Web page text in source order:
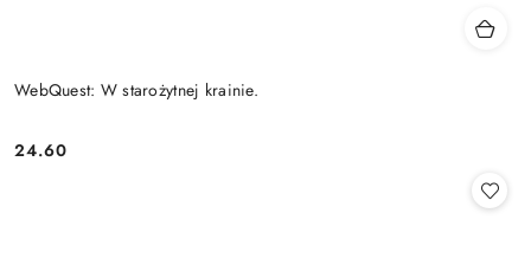
WebQuest: W starożytnej krainie.
Cena:
24.60